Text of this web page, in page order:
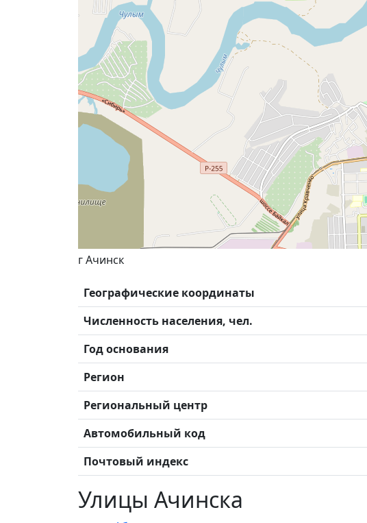
г Ачинск
Географические координаты
Численность населения, чел.
Год основания
Регион
Региональный центр
Автомобильный код
Почтовый индекс
Улицы Ачинска